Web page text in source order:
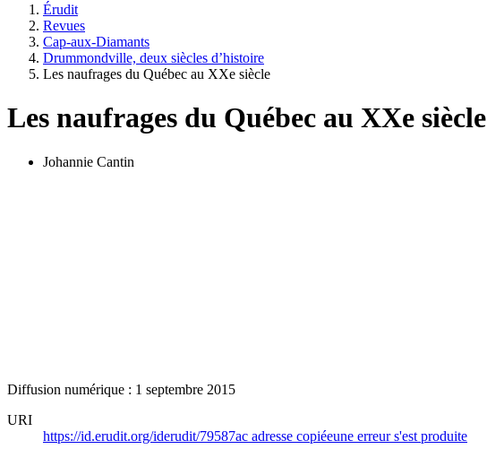
Érudit
Revues
Cap-aux-Diamants
Drummondville, deux siècles d’histoire
Les naufrages du Québec au XXe siècle
Les naufrages du Québec au XXe siècle
Johannie Cantin
Diffusion numérique : 1 septembre 2015
URI
https://id.erudit.org/iderudit/79587ac adresse copiéeune erreur s'est produite